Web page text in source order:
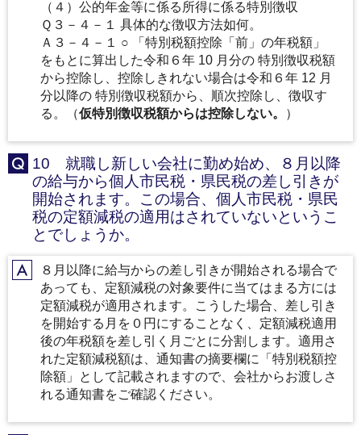
（４）公的年金等に係る所得に係る特別徴収
Ｑ３－４－１ 具体的な徴収方法如何。
Ａ３－４－１ ○ 「特別税額控除「前」の年税額」
をもとに算出した令和６年 10 月分の 特別徴収税額
から控除し、控除しきれない場合は令和６年 12 月
分以降の 特別徴収税額から、順次控除し、徴収す
る。（仮特別徴収税額からは控除しない。 ）
Q
10 就職し新しい会社に勤め始め、８月以降
の給与から個人市民税・県民税の差し引きが
開始されます。この場合、個人市民税・県民
税の定額減税の適用はされていないというこ
とでしょうか。
A８月以降に給与からの差し引きが開始される場合で
あっても、定額減税の対象要件に当てはまる方には
定額減税が適用されます。こうした場合、差し引き
を開始する月を０円にすることなく、定額減税適用
後の年税額を差し引く月ごとに分割します。適用さ
れた定額減税額は、通知書の摘要欄に「特別税額控
除額」として記載されますので、会社からお渡しさ
れる通知書をご確認ください。